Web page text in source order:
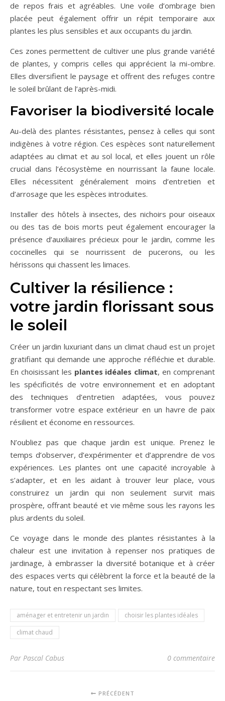
de repos frais et agréables. Une voile d’ombrage bien
placée peut également offrir un répit temporaire aux
plantes les plus sensibles et aux occupants du jardin.
Ces zones permettent de cultiver une plus grande variété
de plantes, y compris celles qui apprécient la mi-ombre.
Elles diversifient le paysage et offrent des refuges contre
le soleil brûlant de l’après-midi.
Favoriser la biodiversité locale
Au-delà des plantes résistantes, pensez à celles qui sont
indigènes à votre région. Ces espèces sont naturellement
adaptées au climat et au sol local, et elles jouent un rôle
crucial dans l’écosystème en nourrissant la faune locale.
Elles nécessitent généralement moins d’entretien et
d’arrosage que les espèces introduites.
Installer des hôtels à insectes, des nichoirs pour oiseaux
ou des tas de bois morts peut également encourager la
présence d’auxiliaires précieux pour le jardin, comme les
coccinelles qui se nourrissent de pucerons, ou les
hérissons qui chassent les limaces.
Cultiver la résilience :
votre jardin florissant sous
le soleil
Créer un jardin luxuriant dans un climat chaud est un projet
gratifiant qui demande une approche réfléchie et durable.
En choisissant les plantes idéales climat, en comprenant
les spécificités de votre environnement et en adoptant
des techniques d’entretien adaptées, vous pouvez
transformer votre espace extérieur en un havre de paix
résilient et économe en ressources.
N’oubliez pas que chaque jardin est unique. Prenez le
temps d’observer, d’expérimenter et d’apprendre de vos
expériences. Les plantes ont une capacité incroyable à
s’adapter, et en les aidant à trouver leur place, vous
construirez un jardin qui non seulement survit mais
prospère, offrant beauté et vie même sous les rayons les
plus ardents du soleil.
Ce voyage dans le monde des plantes résistantes à la
chaleur est une invitation à repenser nos pratiques de
jardinage, à embrasser la diversité botanique et à créer
des espaces verts qui célèbrent la force et la beauté de la
nature, tout en respectant ses limites.
aménager et entretenir un jardin
choisir les plantes idéales
climat chaud
Par Pascal Cabus 0 commentaire
PRÉCÉDENT